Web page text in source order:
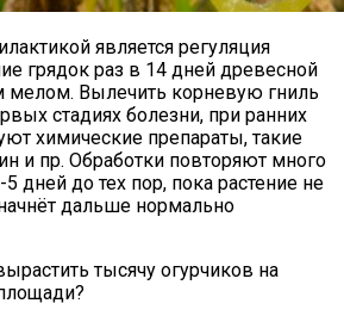
является регуляция
грядок раз в 14 дней древесной
мелом. Вылечить корневую гниль
стадиях болезни, при ранних
химические препараты, такие
и пр. Обработки повторяют много
дней до тех пор, пока растение не
дальше нормально
тысячу огурчиков на